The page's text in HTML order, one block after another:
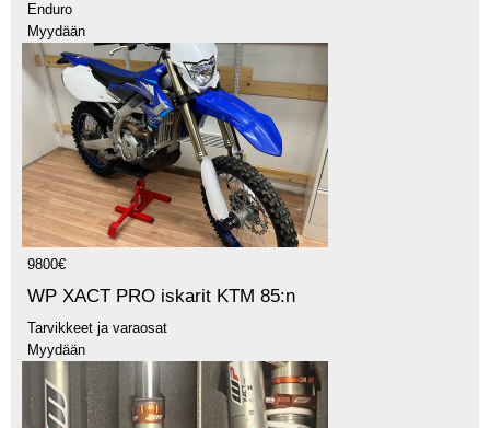
Enduro
Myydään
9800€
WP XACT PRO iskarit KTM 85:n
Tarvikkeet ja varaosat
Myydään